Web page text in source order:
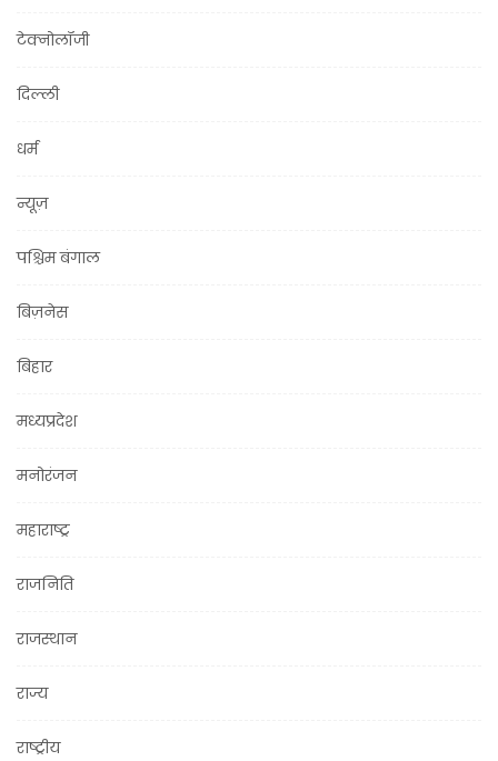
टेक्नोलॉजी
दिल्ली
धर्म
न्यूज़
पश्चिम बंगाल
बिज़नेस
बिहार
मध्यप्रदेश
मनोरंजन
महाराष्ट्र
राजनिति
राजस्थान
राज्य
राष्ट्रीय